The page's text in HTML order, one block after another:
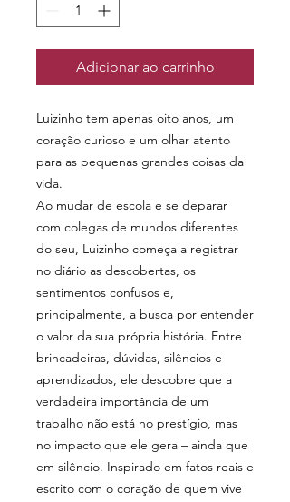
Adicionar ao carrinho
Luizinho tem apenas oito anos, um
coração curioso e um olhar atento
para as pequenas grandes coisas da
vida.
Ao mudar de escola e se deparar
com colegas de mundos diferentes
do seu, Luizinho começa a registrar
no diário as descobertas, os
sentimentos confusos e,
principalmente, a busca por entender
o valor da sua própria história. Entre
brincadeiras, dúvidas, silêncios e
aprendizados, ele descobre que a
verdadeira importância de um
trabalho não está no prestígio, mas
no impacto que ele gera – ainda que
em silêncio. Inspirado em fatos reais e
escrito com o coração de quem vive